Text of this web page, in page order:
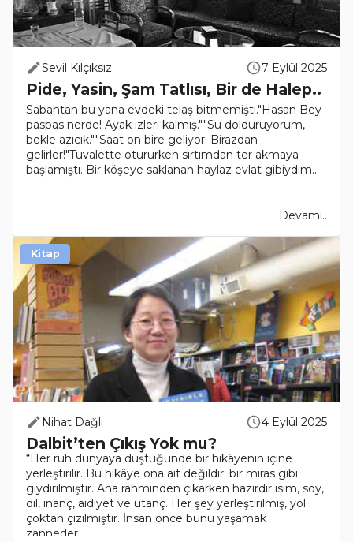
Sevil Kılçıksız 7 Eylül 2025
Pide, Yasin, Şam Tatlısı, Bir de Halep..
Sabahtan bu yana evdeki telaş bitmemişti."Hasan Bey
paspas nerde! Ayak izleri kalmış.""Su dolduruyorum,
bekle azıcık.""Saat on bire geliyor. Birazdan
gelirler!"Tuvalette otururken sırtımdan ter akmaya
başlamıştı. Bir köşeye saklanan haylaz evlat gibiydim..
Devamı..
Nihat Dağlı 4 Eylül 2025
Dalbit’ten Çıkış Yok mu?
“Her ruh dünyaya düştüğünde bir hikâyenin içine
yerleştirilir. Bu hikâye ona ait değildir; bir miras gibi
giydirilmiştir. Ana rahminden çıkarken hazırdır isim, soy,
dil, inanç, aidiyet ve utanç. Her şey yerleştirilmiş, yol
çoktan çizilmiştir. İnsan önce bunu yaşamak
zanneder...
Kitap